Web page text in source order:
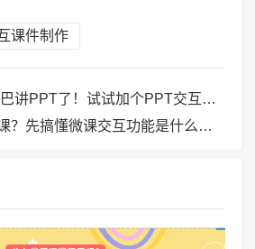
课件制作
PPT了！试试加个PPT交互动画游戏
先搞懂微课交互功能是什么！超简单科普